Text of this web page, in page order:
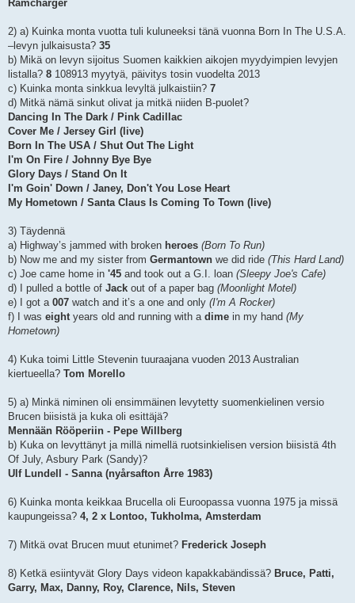
Ramcharger
2) a) Kuinka monta vuotta tuli kuluneeksi tänä vuonna Born In The U.S.A.
–levyn julkaisusta? 35
b) Mikä on levyn sijoitus Suomen kaikkien aikojen myydyimpien levyjen
listalla? 8 108913 myytyä, päivitys tosin vuodelta 2013
c) Kuinka monta sinkkua levyltä julkaistiin? 7
d) Mitkä nämä sinkut olivat ja mitkä niiden B-puolet?
Dancing In The Dark / Pink Cadillac
Cover Me / Jersey Girl (live)
Born In The USA / Shut Out The Light
I'm On Fire / Johnny Bye Bye
Glory Days / Stand On It
I'm Goin' Down / Janey, Don't You Lose Heart
My Hometown / Santa Claus Is Coming To Town (live)
3) Täydennä
a) Highway’s jammed with broken heroes (Born To Run)
b) Now me and my sister from Germantown we did ride (This Hard Land)
c) Joe came home in '45 and took out a G.I. loan (Sleepy Joe's Cafe)
d) I pulled a bottle of Jack out of a paper bag (Moonlight Motel)
e) I got a 007 watch and it’s a one and only (I'm A Rocker)
f) I was eightyears old and running with a dime in my hand (My
Hometown)
4) Kuka toimi Little Stevenin tuuraajana vuoden 2013 Australian
kiertueella? Tom Morello
5) a) Minkä niminen oli ensimmäinen levytetty suomenkielinen versio
Brucen biisistä ja kuka oli esittäjä?
Mennään Rööperiin - Pepe Willberg
b) Kuka on levyttänyt ja millä nimellä ruotsinkielisen version biisistä 4th
Of July, Asbury Park (Sandy)?
Ulf Lundell - Sanna (nyårsafton Årre 1983)
6) Kuinka monta keikkaa Brucella oli Euroopassa vuonna 1975 ja missä
kaupungeissa? 4, 2 x Lontoo, Tukholma, Amsterdam
7) Mitkä ovat Brucen muut etunimet? Frederick Joseph
8) Ketkä esiintyvät Glory Days videon kapakkabändissä? Bruce, Patti,
Garry, Max, Danny, Roy, Clarence, Nils, Steven